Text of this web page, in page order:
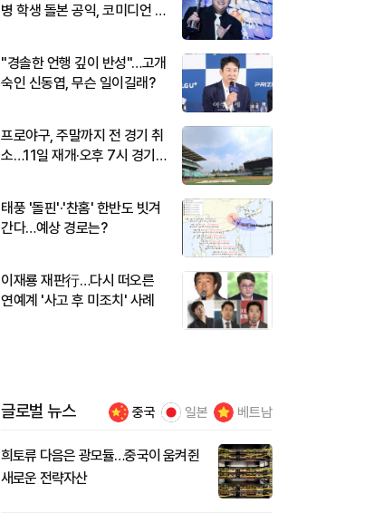
병 학생 돌본 공익, 코미디언 김
"경솔한 언행 깊이 반성"…고개
숙인 신동엽, 무슨 일이길래?
프로야구, 주말까지 전 경기 취
소…11일 재개·오후 7시 경기
태풍 '돌핀'·'찬홈' 한반도 빗겨
간다…예상 경로는?
이재룡 재판行…다시 떠오른
연예계 '사고 후 미조치' 사례
글로벌 뉴스 중국 일본 베트남
희토류 다음은 광모듈…중국이 움켜쥔
새로운 전략자산